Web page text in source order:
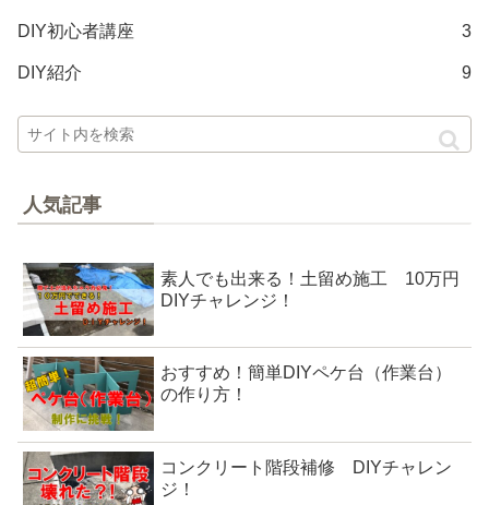
DIY初心者講座 3
DIY紹介 9
人気記事
素人でも出来る！土留め施工 10万円
DIYチャレンジ！
おすすめ！簡単DIYペケ台（作業台）
の作り方！
コンクリート階段補修 DIYチャレン
ジ！